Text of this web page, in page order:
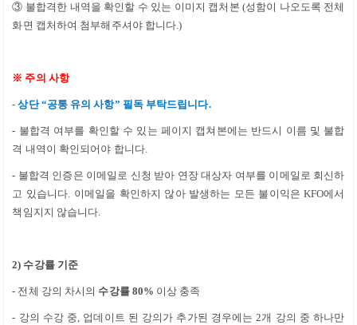
③ 불합격한 내역을 확인할 수 있는 이미지 캡처본 (성함이 나오도록 전체
화면 캡처하여 첨부해주셔야 합니다.)
※ 주의 사항
-상단“공통 유의 사항” 필독 부탁드립니다.
- 불합격 여부를 확인할 수 있는 페이지 캡쳐본에는 반드시 이름 및 불합
격 내역이 확인되어야 합니다.
- 불합격 인증은 이메일로 신청 받아 연장 대상자 여부를 이메일로 회신하
고 있습니다. 이메일을 확인하지 않아 발생하는 모든 불이익은KFO에서
책임지지 않습니다.
2) 수강률 기준
- 전체 강의 차시의 수강률 80% 이상 충족
- 강의 수강 중, 업데이트 된 강의가 추가된 경우에는2개 강의 중 하나만